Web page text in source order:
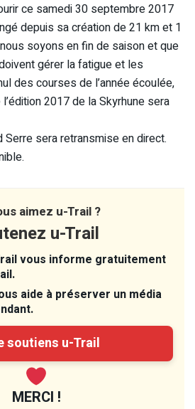
ce samedi 30 septembre 2017
depuis sa création de 21 km et 1
soyons en fin de saison et que
gérer la fatigue et les
des courses de l’année écoulée,
2017 de la Skyrhune sera
Serre sera retransmise en direct.
aimez u-Trail ?
u-Trail
vous informe gratuitement
aide à préserver un média
soutiens u-Trail
MERCI !